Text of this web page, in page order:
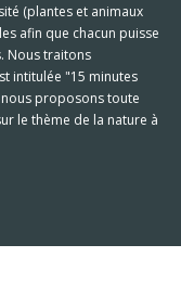
(plantes et animaux
afin que chacun puisse
Nous traitons
intitulée "15 minutes
proposons toute
le thème de la nature à